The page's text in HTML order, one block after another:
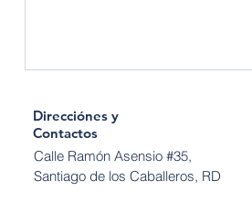
Direcciónes y
Contactos
Calle Ramón Asensio #35,
Santiago de los Caballeros, RD